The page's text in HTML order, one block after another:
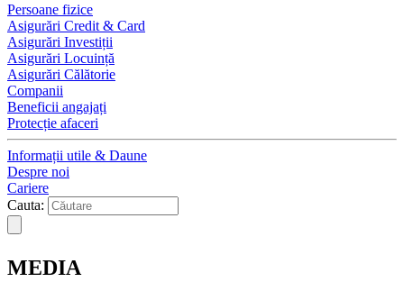
Persoane fizice
Asigurări Credit & Card
Asigurări Investiții
Asigurări Locuință
Asigurări Călătorie
Companii
Beneficii angajați
Protecție afaceri
Informații utile & Daune
Despre noi
Cariere
Cauta:
MEDIA